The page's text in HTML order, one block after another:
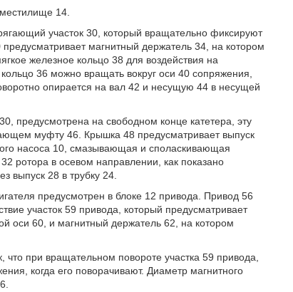
14.
участок 30, который вращательно фиксируют
магнитный держатель 34, на котором
железное кольцо 38 для воздействия на
36 можно вращать вокруг оси 40 сопряжения,
опирается на вал 42 и несущую 44 в несущей
предусмотрена на свободном конце катетера, эту
муфту 46. Крышка 48 предусматривает выпуск
насоса 10, смазывающая и споласкивающая
ротора в осевом направлении, как показано
выпуск 28 в трубку 24.
предусмотрен в блоке 12 привода. Привод 56
участок 59 привода, который предусматривает
оси 60, и магнитный держатель 62, на котором
при вращательном повороте участка 59 привода,
когда его поворачивают. Диаметр магнитного